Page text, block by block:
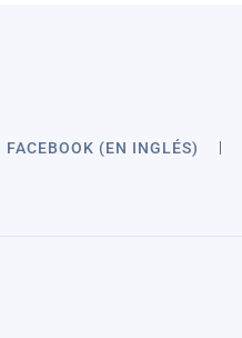
FACEBOOK (EN INGLÉS)